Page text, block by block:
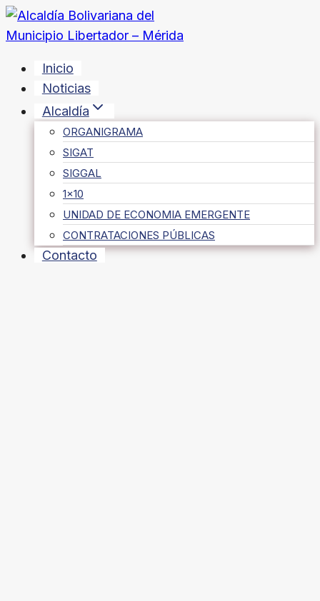
Saltar
al
Inicio
Noticias
Alcaldía
ORGANIGRAMA
SIGAT
SIGGAL
1×10
UNIDAD DE ECONOMIA EMERGENTE
CONTRATACIONES PÚBLICAS
Contacto